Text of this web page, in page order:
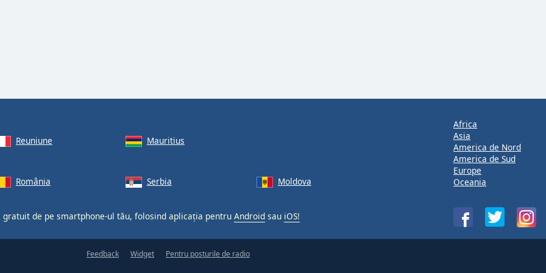
Reuniune Mauritius
România Serbia Moldova
gratuit de pe smartphone-ul tău, folosind aplicația pentru Android sau iOS!
Africa
Asia
America de Nord
America de Sud
Europe
Oceania
Feedback Widget Pentru posturile de radio